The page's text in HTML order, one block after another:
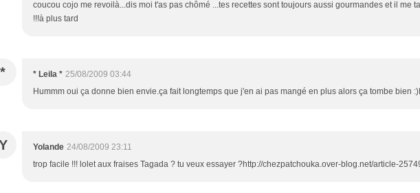
coucou cojo me revoilà...dis moi t'as pas chômé ...tes recettes sont toujours aussi gourmandes et il me
!!!à plus tard
* * Leila * 25/08/2009 03:44
Hummm oui ça donne bien envie.ça fait longtemps que j'en ai pas mangé en plus alors ça tombe bien
Yolande 24/08/2009 23:11
trop facile !!! lolet aux fraises Tagada ? tu veux essayer ?http://chezpatchouka.over-blog.net/article-